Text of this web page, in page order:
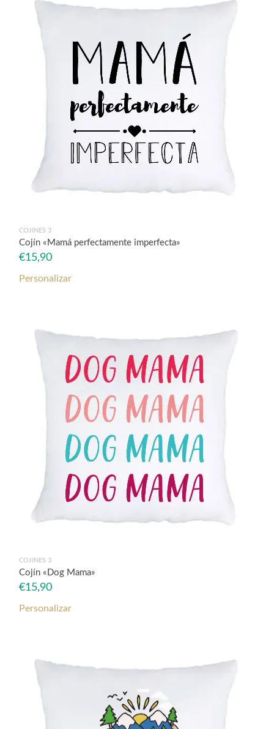
COJINES 3
Cojín «Mamá perfectamente imperfecta»
€15,90
Personalizar
COJINES 3
Cojín «Dog Mama»
€15,90
Personalizar